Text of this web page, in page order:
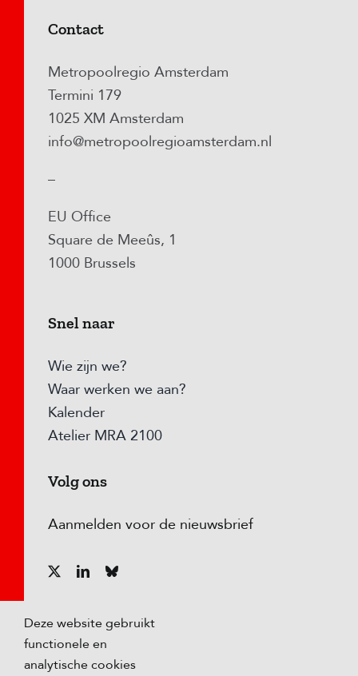
Contact
Metropoolregio Amsterdam
Termini 179
1025 XM Amsterdam
info@metropoolregioamsterdam.nl
–
EU Office
Square de Meeûs, 1
1000 Brussels
Snel naar
Wie zijn we?
Waar werken we aan?
Kalender
Atelier MRA 2100
Volg ons
Aanmelden voor de nieuwsbrief
Deze website gebruikt
functionele en
analytische cookies